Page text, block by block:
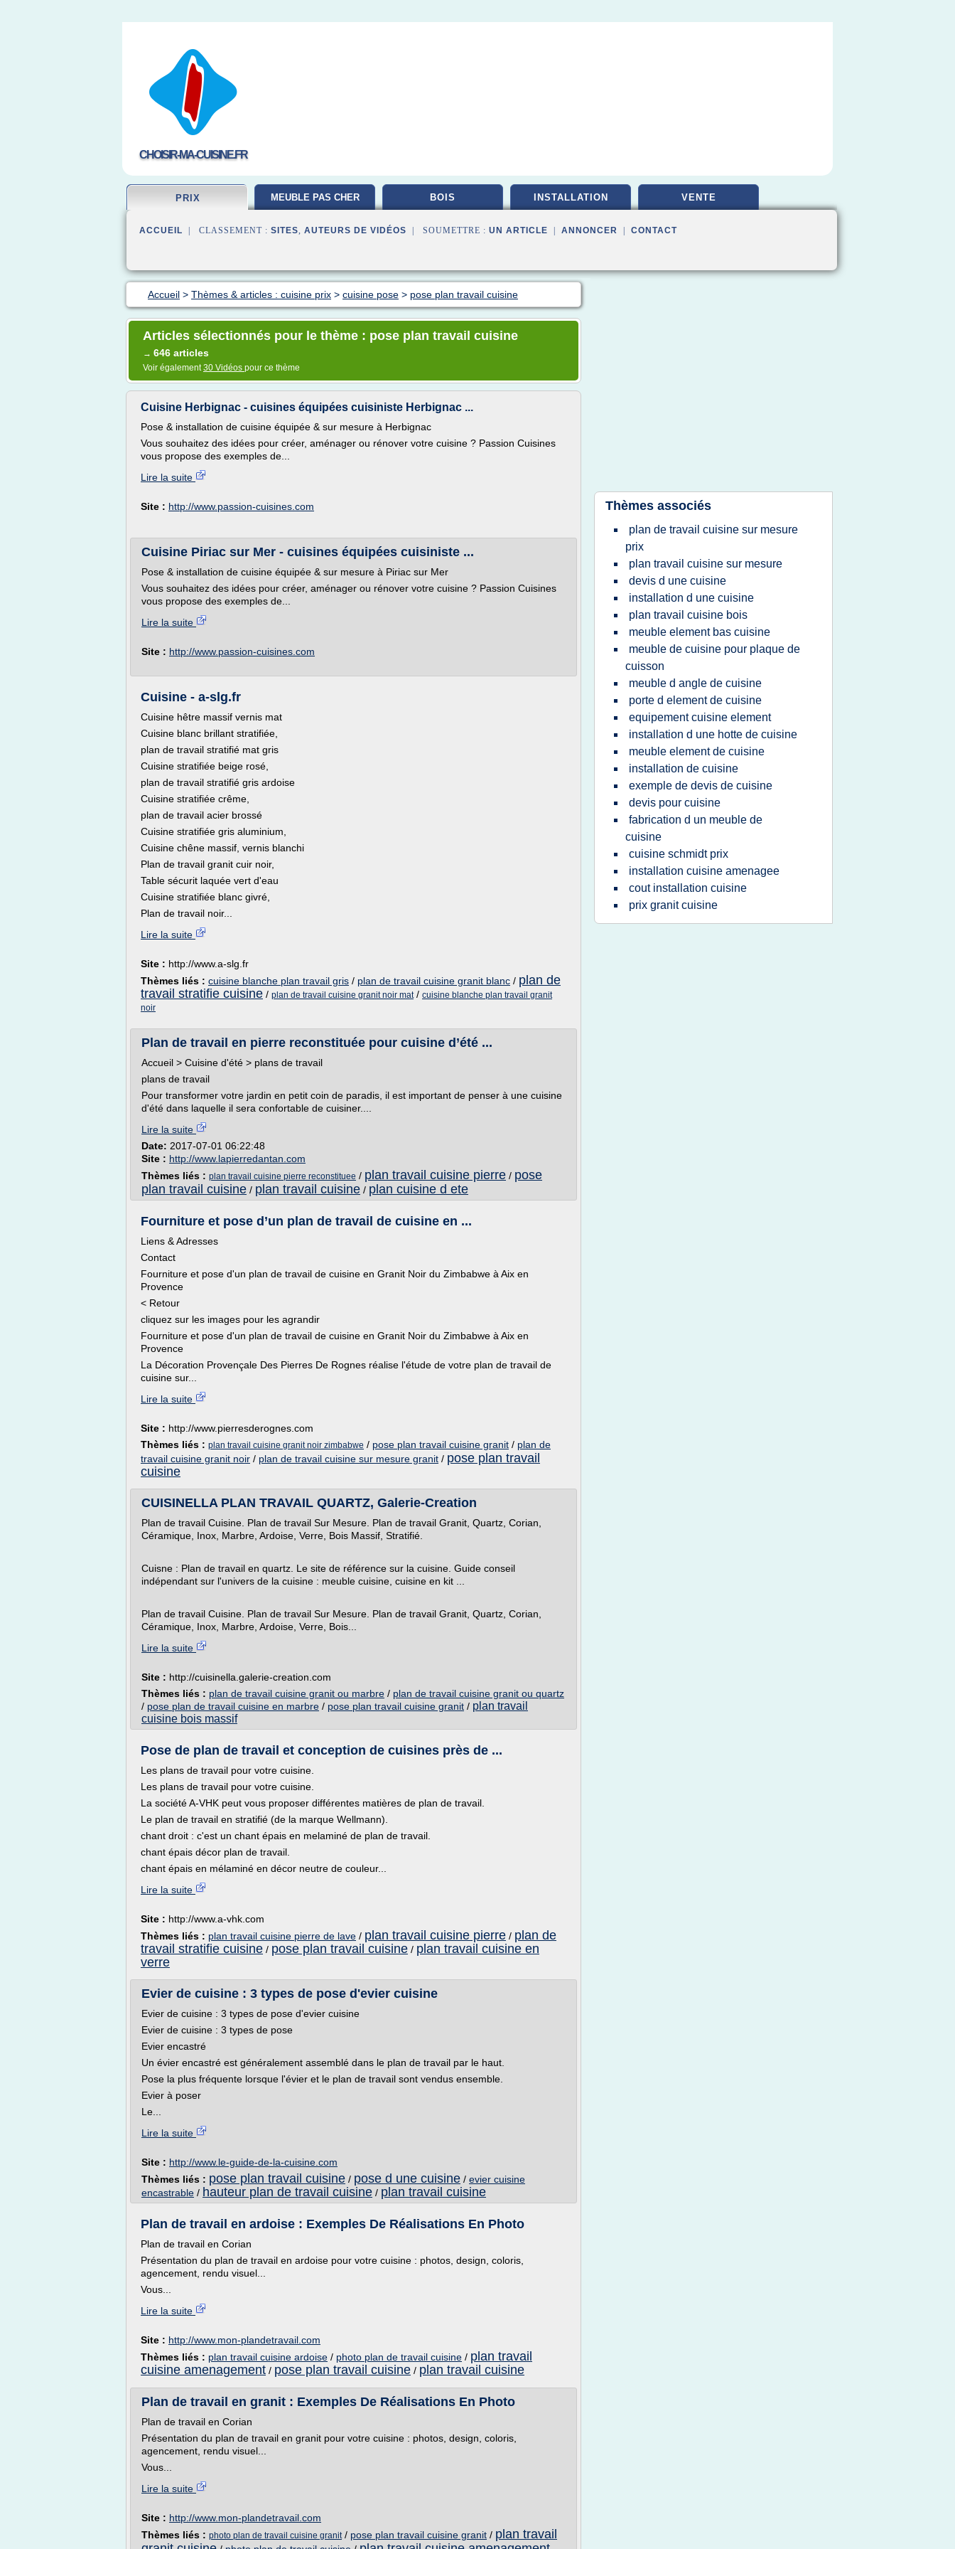
CHOISIR-MA-CUISINE.FR
PRIX MEUBLE PAS CHER BOIS INSTALLATION VENTE
ACCUEIL | CLASSEMENT : SITES, AUTEURS DE VIDÉOS | SOUMETTRE : UN ARTICLE ANNONCER CONTACT
Accueil > Thèmes & articles : cuisine prix > cuisine pose > pose plan travail cuisine
Articles sélectionnés pour le thème : pose plan travail cuisine
→ 646 articles
Voir également30 Vidéos pour ce thème
Cuisine Herbignac - cuisines équipées cuisiniste Herbignac ...
Pose & installation de cuisine équipée & sur mesure à Herbignac
Vous souhaitez des idées pour créer, aménager ou rénover votre cuisine ? Passion Cuisines
vous propose des exemples de...
Lire la suite
Site : http://www.passion-cuisines.com
Cuisine Piriac sur Mer - cuisines équipées cuisiniste ...
Pose & installation de cuisine équipée & sur mesure à Piriac sur Mer
Vous souhaitez des idées pour créer, aménager ou rénover votre cuisine ? Passion Cuisines
vous propose des exemples de...
Lire la suite
Site : http://www.passion-cuisines.com
Cuisine - a-slg.fr
Cuisine hêtre massif vernis mat
Cuisine blanc brillant stratifiée,
plan de travail stratifié mat gris
Cuisine stratifiée beige rosé,
plan de travail stratifié gris ardoise
Cuisine stratifiée crême,
plan de travail acier brossé
Cuisine stratifiée gris aluminium,
Cuisine chêne massif, vernis blanchi
Plan de travail granit cuir noir,
Table sécurit laquée vert d'eau
Cuisine stratifiée blanc givré,
Plan de travail noir...
Lire la suite
Site : http://www.a-slg.fr
Thèmes liés : cuisine blanche plan travail gris / plan de travail cuisine granit blanc / plan de
travail stratifie cuisine / plan de travail cuisine granit noir mat/ cuisine blanche plan travail granit
noir
Plan de travail en pierre reconstituée pour cuisine d’été ...
Accueil > Cuisine d'été > plans de travail
plans de travail
Pour transformer votre jardin en petit coin de paradis, il est important de penser à une cuisine
d'été dans laquelle il sera confortable de cuisiner....
Lire la suite
Date: 2017-07-01 06:22:48
Site : http://www.lapierredantan.com
Thèmes liés : plan travail cuisine pierre reconstituee / plan travail cuisine pierre / pose
plan travail cuisine / plan travail cuisine / plan cuisine d ete
Fourniture et pose d’un plan de travail de cuisine en ...
Liens & Adresses
Contact
Fourniture et pose d'un plan de travail de cuisine en Granit Noir du Zimbabwe à Aix en
Provence
< Retour
cliquez sur les images pour les agrandir
Fourniture et pose d'un plan de travail de cuisine en Granit Noir du Zimbabwe à Aix en
Provence
La Décoration Provençale Des Pierres De Rognes réalise l'étude de votre plan de travail de
cuisine sur...
Lire la suite
Site : http://www.pierresderognes.com
Thèmes liés : plan travail cuisine granit noir zimbabwe / pose plan travail cuisine granit / plan de
travail cuisine granit noir / plan de travail cuisine sur mesure granit / pose plan travail
cuisine
CUISINELLA PLAN TRAVAIL QUARTZ, Galerie-Creation
Plan de travail Cuisine. Plan de travail Sur Mesure. Plan de travail Granit, Quartz, Corian,
Céramique, Inox, Marbre, Ardoise, Verre, Bois Massif, Stratifié.
Cuisne : Plan de travail en quartz. Le site de référence sur la cuisine. Guide conseil
indépendant sur l'univers de la cuisine : meuble cuisine, cuisine en kit ...
Plan de travail Cuisine. Plan de travail Sur Mesure. Plan de travail Granit, Quartz, Corian,
Céramique, Inox, Marbre, Ardoise, Verre, Bois...
Lire la suite
Site : http://cuisinella.galerie-creation.com
Thèmes liés : plan de travail cuisine granit ou marbre / plan de travail cuisine granit ou quartz
/ pose plan de travail cuisine en marbre / pose plan travail cuisine granit / plan travail
cuisine bois massif
Pose de plan de travail et conception de cuisines près de ...
Les plans de travail pour votre cuisine.
Les plans de travail pour votre cuisine.
La société A-VHK peut vous proposer différentes matières de plan de travail.
Le plan de travail en stratifié (de la marque Wellmann).
chant droit : c'est un chant épais en melaminé de plan de travail.
chant épais décor plan de travail.
chant épais en mélaminé en décor neutre de couleur...
Lire la suite
Site : http://www.a-vhk.com
Thèmes liés : plan travail cuisine pierre de lave / plan travail cuisine pierre / plan de
travail stratifie cuisine / pose plan travail cuisine / plan travail cuisine en
verre
Evier de cuisine : 3 types de pose d'evier cuisine
Evier de cuisine : 3 types de pose d'evier cuisine
Evier de cuisine : 3 types de pose
Evier encastré
Un évier encastré est généralement assemblé dans le plan de travail par le haut.
Pose la plus fréquente lorsque l'évier et le plan de travail sont vendus ensemble.
Evier à poser
Le...
Lire la suite
Site : http://www.le-guide-de-la-cuisine.com
Thèmes liés : pose plan travail cuisine / pose d une cuisine / evier cuisine
encastrable / hauteur plan de travail cuisine / plan travail cuisine
Plan de travail en ardoise : Exemples De Réalisations En Photo
Plan de travail en Corian
Présentation du plan de travail en ardoise pour votre cuisine : photos, design, coloris,
agencement, rendu visuel...
Vous...
Lire la suite
Site : http://www.mon-plandetravail.com
Thèmes liés : plan travail cuisine ardoise / photo plan de travail cuisine / plan travail
cuisine amenagement / pose plan travail cuisine / plan travail cuisine
Plan de travail en granit : Exemples De Réalisations En Photo
Plan de travail en Corian
Présentation du plan de travail en granit pour votre cuisine : photos, design, coloris,
agencement, rendu visuel...
Vous...
Lire la suite
Site : http://www.mon-plandetravail.com
Thèmes liés : photo plan de travail cuisine granit/ pose plan travail cuisine granit / plan travail
Thèmes associés
plan de travail cuisine sur mesure
prix
plan travail cuisine sur mesure
devis d une cuisine
installation d une cuisine
plan travail cuisine bois
meuble element bas cuisine
meuble de cuisine pour plaque de
cuisson
meuble d angle de cuisine
porte d element de cuisine
equipement cuisine element
installation d une hotte de cuisine
meuble element de cuisine
installation de cuisine
exemple de devis de cuisine
devis pour cuisine
fabrication d un meuble de
cuisine
cuisine schmidt prix
installation cuisine amenagee
cout installation cuisine
prix granit cuisine